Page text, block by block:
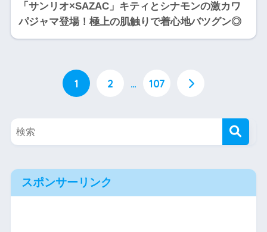
「サンリオ×SAZAC」キティとシナモンの激カワ
パジャマ登場！極上の肌触りで着心地バツグン◎
1 2 … 107
スポンサーリンク